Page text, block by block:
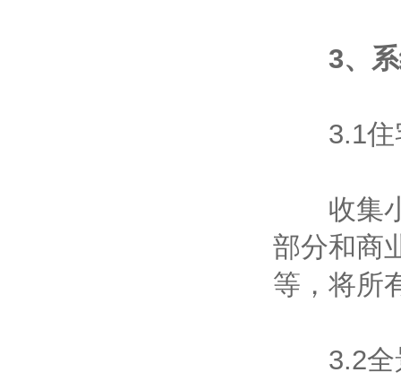
3、
3.1住
收集小
部分和商
等，将所
3.2全